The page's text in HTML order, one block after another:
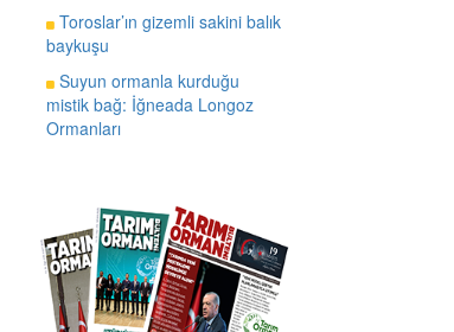
Toroslar’ın gizemli sakini balık
baykuşu
Suyun ormanla kurduğu
mistik bağ: İğneada Longoz
Ormanları